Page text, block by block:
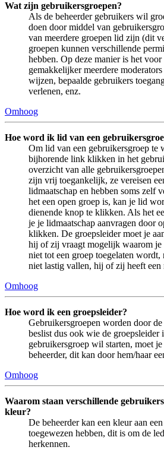
Wat zijn gebruikersgroepen?
Als de beheerder gebruikers wil
doen door middel van
van meerdere groepen lid zijn (dit
groepen kunnen verschillende
hebben. Op deze manier is het voor
gemakkelijker meerdere
wijzen, bepaalde gebruikers
verlenen, enz.
Omhoog
Hoe word ik lid van een
Om lid van een gebruikersgroep te
bijhorende link klikken in het
overzicht van alle
zijn vrij toegankelijk, ze vereisen
lidmaatschap en hebben soms zelf
het een open groep is, kan je lid
dienende knop te klikken. Als het
je je lidmaatschap aanvragen door
klikken. De groepsleider moet je
hij of zij vraagt mogelijk waarom
niet tot een groep toegelaten wordt,
niet lastig vallen, hij of zij heeft een
Omhoog
Hoe word ik een groepsleider?
Gebruikersgroepen worden door de
beslist dus ook wie de groepsleider
gebruikersgroep wil starten, moet
beheerder, dit kan door hem/haar
Omhoog
Waarom staan verschillende
kleur?
De beheerder kan een kleur aan
toegewezen hebben, dit is om de
herkennen.